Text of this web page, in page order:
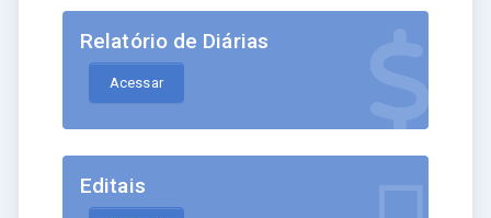
Relatório de Diárias
Acessar
Editais